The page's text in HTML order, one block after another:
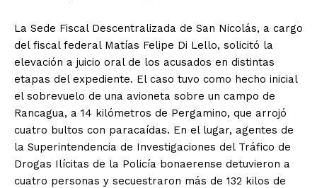
La Sede Fiscal Descentralizada de San Nicolás, a cargo
del fiscal federal Matías Felipe Di Lello, solicitó la
elevación a juicio oral de los acusados en distintas
etapas del expediente. El caso tuvo como hecho inicial
el sobrevuelo de una avioneta sobre un campo de
Rancagua, a 14 kilómetros de Pergamino, que arrojó
cuatro bultos con paracaídas. En el lugar, agentes de
la Superintendencia de Investigaciones del Tráfico de
Drogas Ilícitas de la Policía bonaerense detuvieron a
cuatro personas y secuestraron más de 132 kilos de